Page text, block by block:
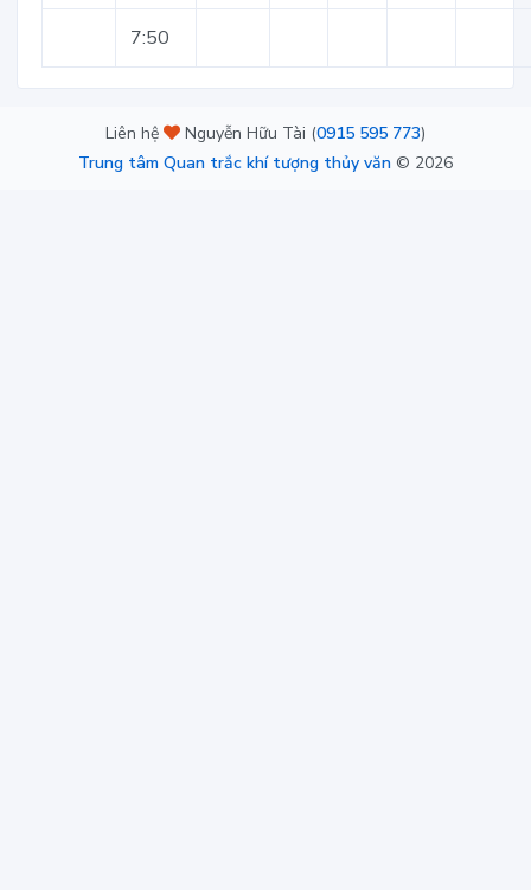
7:50
Liên hệ Nguyễn Hữu Tài (0915 595 773)
Trung tâm Quan trắc khí tượng thủy văn © 2026